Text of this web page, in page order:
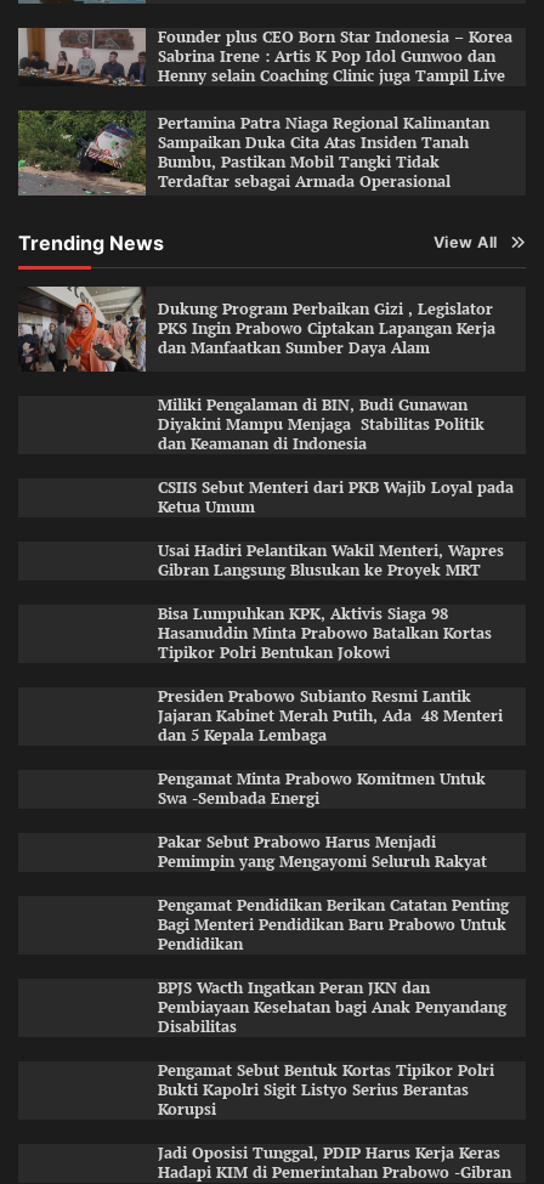
Founder plus CEO Born Star Indonesia – Korea
Sabrina Irene : Artis K Pop Idol Gunwoo dan
Henny selain Coaching Clinic juga Tampil Live
Pertamina Patra Niaga Regional Kalimantan
Sampaikan Duka Cita Atas Insiden Tanah
Bumbu, Pastikan Mobil Tangki Tidak
Terdaftar sebagai Armada Operasional
Trending News View All
Dukung Program Perbaikan Gizi , Legislator
PKS Ingin Prabowo Ciptakan Lapangan Kerja
dan Manfaatkan Sumber Daya Alam
Miliki Pengalaman di BIN, Budi Gunawan
Diyakini Mampu Menjaga Stabilitas Politik
dan Keamanan di Indonesia
CSIIS Sebut Menteri dari PKB Wajib Loyal pada
Ketua Umum
Usai Hadiri Pelantikan Wakil Menteri, Wapres
Gibran Langsung Blusukan ke Proyek MRT
Bisa Lumpuhkan KPK, Aktivis Siaga 98
Hasanuddin Minta Prabowo Batalkan Kortas
Tipikor Polri Bentukan Jokowi
Presiden Prabowo Subianto Resmi Lantik
Jajaran Kabinet Merah Putih, Ada 48 Menteri
dan 5 Kepala Lembaga
Pengamat Minta Prabowo Komitmen Untuk
Swa -Sembada Energi
Pakar Sebut Prabowo Harus Menjadi
Pemimpin yang Mengayomi Seluruh Rakyat
Pengamat Pendidikan Berikan Catatan Penting
Bagi Menteri Pendidikan Baru Prabowo Untuk
Pendidikan
BPJS Wacth Ingatkan Peran JKN dan
Pembiayaan Kesehatan bagi Anak Penyandang
Disabilitas
Pengamat Sebut Bentuk Kortas Tipikor Polri
Bukti Kapolri Sigit Listyo Serius Berantas
Korupsi
Jadi Oposisi Tunggal, PDIP Harus Kerja Keras
Hadapi KIM di Pemerintahan Prabowo -Gibran